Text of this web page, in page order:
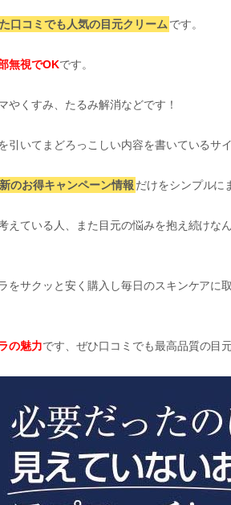
口コミでも人気の目元クリーム です。
無視でOKです。
やくすみ、たるみ解消などです！
いてまどろっこしい内容を書いているサイ
のお得キャンペーン情報 だけをシンプルに
えている人、また目元の悩みを抱え続けな
をサクッと安く購入し毎日のスキンケアに
の魅力です、ぜひ口コミでも最高品質の目